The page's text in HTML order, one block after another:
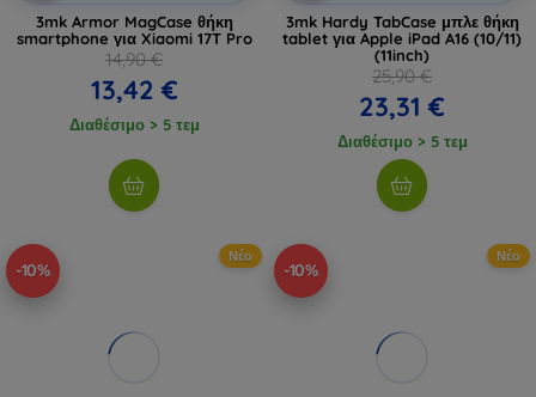
3mk Armor MagCase θήκη
smartphone για Xiaomi 17T Pro
14,90 €
13,42 €
Διαθέσιμο > 5 τεμ
3mk Hardy TabCase μπλε θήκη
tablet για Apple iPad A16 (10/11)
(11inch)
25,90 €
23,31 €
Διαθέσιμο > 5 τεμ
-10%
Νέο
-10%
Νέο